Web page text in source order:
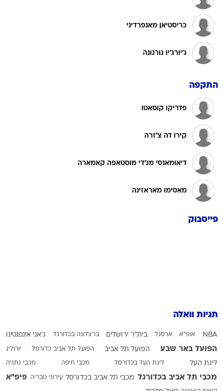
כריסטיאן מאנפרדיני
ג'יורג'יו גורגונה
התקפה
פדריקו קוסאטו
קירו דה צ'זרה
דיאומאנסי מג'די מוסטאפה קאמארה
מאסימו מאראזינה
פייסבוק
תגיות וואלה
NBA אופ"א ארסנל בית"ר ירושלים ברצלונה בכדורגל ג'אני אינפנטינו
הפועל באר שבע הפועל תל אביב הפועל תל אביב כדורסל יורוליג
ליגת העל ליגת העל בכדורסל מכבי חיפה מכבי נתניה
מכבי תל אביב בכדורגל מכבי תל אביב בכדורסל עירוני טבריה פיפ"א